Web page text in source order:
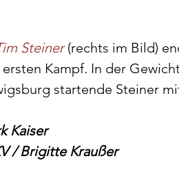
Steiner (rechts im Bild)
Kampf. In der
startende Steiner
Kaiser
/ Brigitte Kraußer